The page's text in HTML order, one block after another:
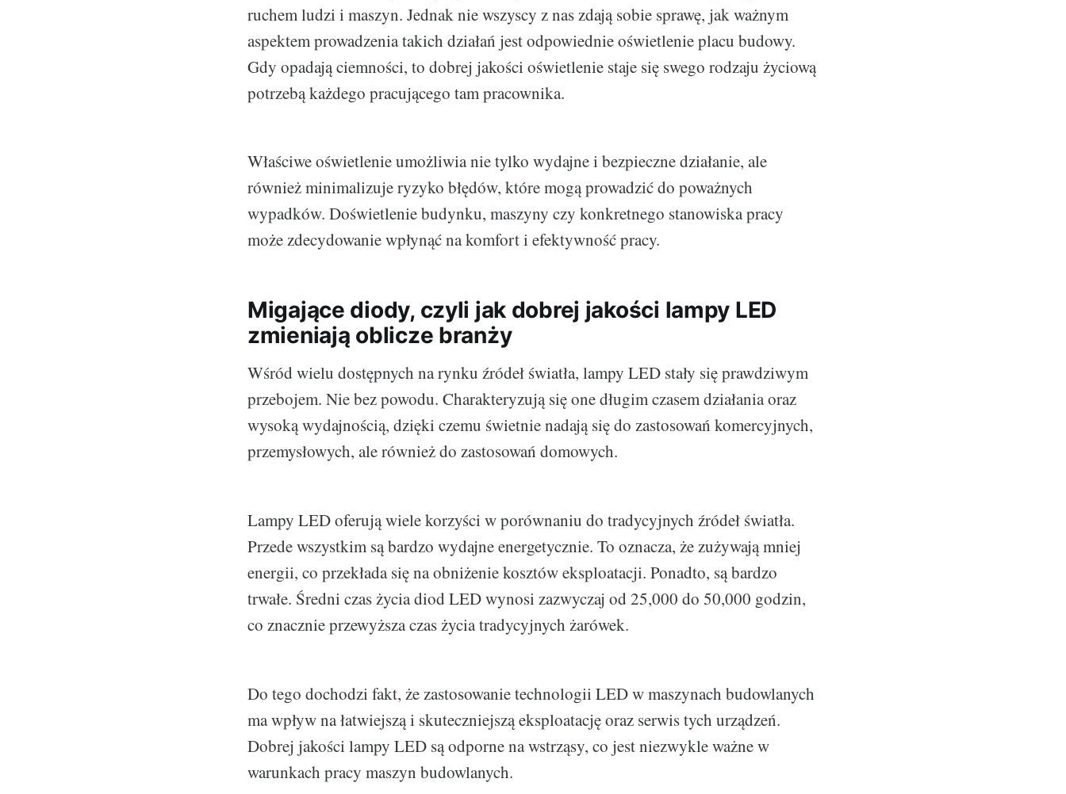
ruchem ludzi i maszyn. Jednak nie wszyscy z nas zdają sobie sprawę, jak ważnym
aspektem prowadzenia takich działań jest odpowiednie oświetlenie placu budowy.
Gdy opadają ciemności, to dobrej jakości oświetlenie staje się swego rodzaju życiową
potrzebą każdego pracującego tam pracownika.
Właściwe oświetlenie umożliwia nie tylko wydajne i bezpieczne działanie, ale
również minimalizuje ryzyko błędów, które mogą prowadzić do poważnych
wypadków. Doświetlenie budynku, maszyny czy konkretnego stanowiska pracy
może zdecydowanie wpłynąć na komfort i efektywność pracy.
Migające diody, czyli jak dobrej jakości lampy LED
zmieniają oblicze branży
Wśród wielu dostępnych na rynku źródeł światła, lampy LED stały się prawdziwym
przebojem. Nie bez powodu. Charakteryzują się one długim czasem działania oraz
wysoką wydajnością, dzięki czemu świetnie nadają się do zastosowań komercyjnych,
przemysłowych, ale również do zastosowań domowych.
Lampy LED oferują wiele korzyści w porównaniu do tradycyjnych źródeł światła.
Przede wszystkim są bardzo wydajne energetycznie. To oznacza, że zużywają mniej
energii, co przekłada się na obniżenie kosztów eksploatacji. Ponadto, są bardzo
trwałe. Średni czas życia diod LED wynosi zazwyczaj od 25,000 do 50,000 godzin,
co znacznie przewyższa czas życia tradycyjnych żarówek.
Do tego dochodzi fakt, że zastosowanie technologii LED w maszynach budowlanych
ma wpływ na łatwiejszą i skuteczniejszą eksploatację oraz serwis tych urządzeń.
Dobrej jakości lampy LED są odporne na wstrząsy, co jest niezwykle ważne w
warunkach pracy maszyn budowlanych.